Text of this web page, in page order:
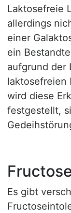
Laktosefreie
allerdings
einer
ein
aufgrund der
laktosefreien
wird diese
festgestellt,
Es gibt